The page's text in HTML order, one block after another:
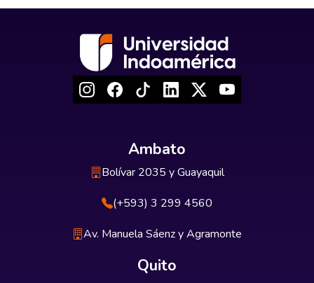
Ambato
Bolívar 2035 y Guayaquil
(+593) 3 299 4560
Av. Manuela Sáenz y Agramonte
Quito